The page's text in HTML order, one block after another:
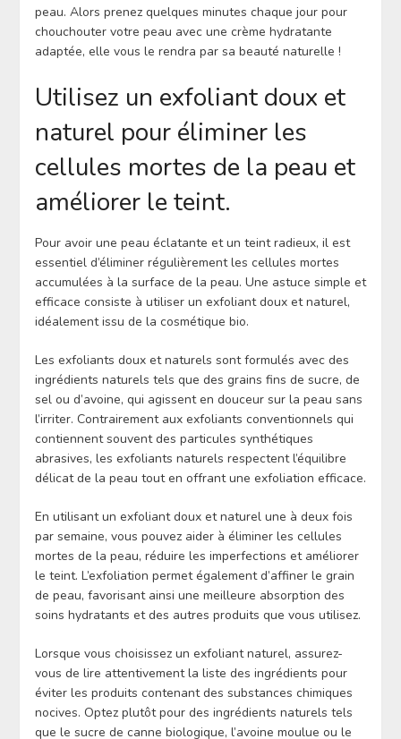
peau. Alors prenez quelques minutes chaque jour pour
chouchouter votre peau avec une crème hydratante
adaptée, elle vous le rendra par sa beauté naturelle !
Utilisez un exfoliant doux et
naturel pour éliminer les
cellules mortes de la peau et
améliorer le teint.
Pour avoir une peau éclatante et un teint radieux, il est
essentiel d’éliminer régulièrement les cellules mortes
accumulées à la surface de la peau. Une astuce simple et
efficace consiste à utiliser un exfoliant doux et naturel,
idéalement issu de la cosmétique bio.
Les exfoliants doux et naturels sont formulés avec des
ingrédients naturels tels que des grains fins de sucre, de
sel ou d’avoine, qui agissent en douceur sur la peau sans
l’irriter. Contrairement aux exfoliants conventionnels qui
contiennent souvent des particules synthétiques
abrasives, les exfoliants naturels respectent l’équilibre
délicat de la peau tout en offrant une exfoliation efficace.
En utilisant un exfoliant doux et naturel une à deux fois
par semaine, vous pouvez aider à éliminer les cellules
mortes de la peau, réduire les imperfections et améliorer
le teint. L’exfoliation permet également d’affiner le grain
de peau, favorisant ainsi une meilleure absorption des
soins hydratants et des autres produits que vous utilisez.
Lorsque vous choisissez un exfoliant naturel, assurez-
vous de lire attentivement la liste des ingrédients pour
éviter les produits contenant des substances chimiques
nocives. Optez plutôt pour des ingrédients naturels tels
que le sucre de canne biologique, l’avoine moulue ou le